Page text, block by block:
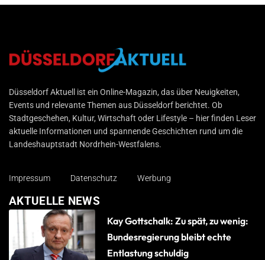
Düsseldorf Aktuell
Düsseldorf Aktuell ist ein Online-Magazin, das über Neuigkeiten,
Events und relevante Themen aus Düsseldorf berichtet. Ob
Stadtgeschehen, Kultur, Wirtschaft oder Lifestyle – hier finden Leser
aktuelle Informationen und spannende Geschichten rund um die
Landeshauptstadt Nordrhein-Westfalens.
Impressum Datenschutz Werbung
AKTUELLE NEWS
Kay Gottschalk: Zu spät, zu wenig:
Bundesregierung bleibt echte
Entlastung schuldig